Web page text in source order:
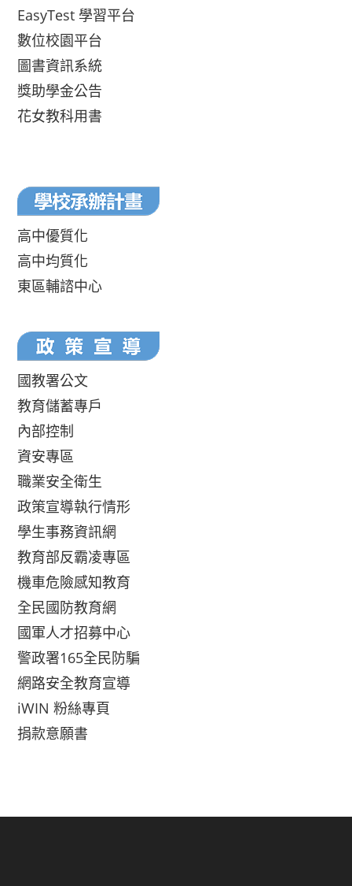
EasyTest 學習平台
數位校園平台
圖書資訊系統
獎助學金公告
花女教科用書
高中優質化
高中均質化
東區輔諮中心
國教署公文
教育儲蓄專戶
內部控制
資安專區
職業安全衛生
政策宣導執行情形
學生事務資訊網
教育部反霸凌專區
機車危險感知教育
全民國防教育網
國軍人才招募中心
警政署165全民防騙
網路安全教育宣導
iWIN 粉絲專頁
捐款意願書